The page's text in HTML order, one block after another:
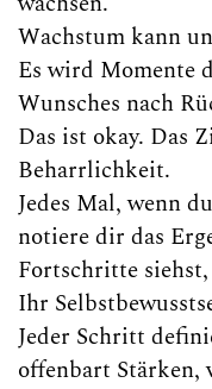
Wachstum kann
Es wird Momente
Wunsches nach
Das ist okay. Das
Beharrlichkeit.
Jedes Mal, wenn
notiere dir das
Fortschritte
Ihr
Jeder Schritt
offenbart Stärken,